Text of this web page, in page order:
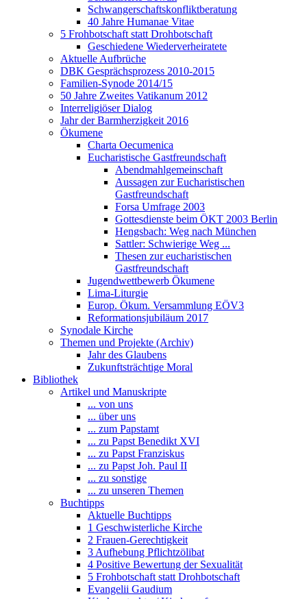
Schwangerschaftskonfliktberatung
40 Jahre Humanae Vitae
5 Frohbotschaft statt Drohbotschaft
Geschiedene Wiederverheiratete
Aktuelle Aufbrüche
DBK Gesprächsprozess 2010-2015
Familien-Synode 2014/15
50 Jahre Zweites Vatikanum 2012
Interreligiöser Dialog
Jahr der Barmherzigkeit 2016
Ökumene
Charta Oecumenica
Eucharistische Gastfreundschaft
Abendmahlgemeinschaft
Aussagen zur Eucharistischen
Gastfreundschaft
Forsa Umfrage 2003
Gottesdienste beim ÖKT 2003 Berlin
Hengsbach: Weg nach München
Sattler: Schwierige Weg ...
Thesen zur eucharistischen
Gastfreundschaft
Jugendwettbewerb Ökumene
Lima-Liturgie
Europ. Ökum. Versammlung EÖV3
Reformationsjubiläum 2017
Synodale Kirche
Themen und Projekte (Archiv)
Jahr des Glaubens
Zukunftsträchtige Moral
Bibliothek
Artikel und Manuskripte
... von uns
... über uns
... zum Papstamt
... zu Papst Benedikt XVI
... zu Papst Franziskus
... zu Papst Joh. Paul II
... zu sonstige
... zu unseren Themen
Buchtipps
Aktuelle Buchtipps
1 Geschwisterliche Kirche
2 Frauen-Gerechtigkeit
3 Aufhebung Pflichtzölibat
4 Positive Bewertung der Sexualität
5 Frohbotschaft statt Drohbotschaft
Evangelii Gaudium